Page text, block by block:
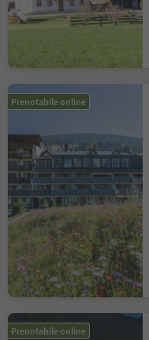
Prenotabile online
Prenotabile online